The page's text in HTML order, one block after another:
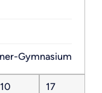
Gymnasium
10 17